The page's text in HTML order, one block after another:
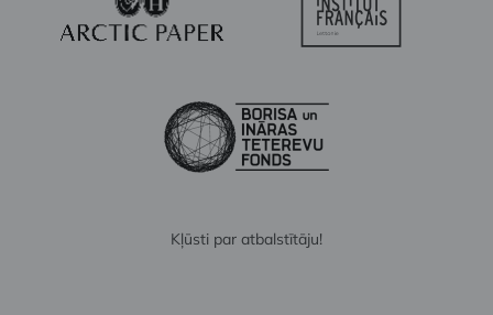
Kļūsti par atbalstītāju!